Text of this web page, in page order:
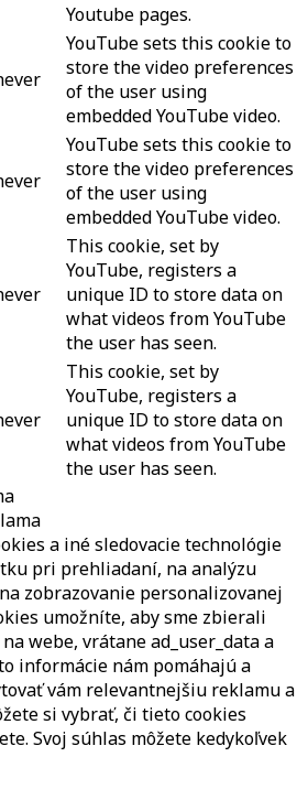
Youtube pages.
YouTube sets this cookie to
store the video preferences
of the user using
embedded YouTube video.
YouTube sets this cookie to
store the video preferences
of the user using
embedded YouTube video.
This cookie, set by
YouTube, registers a
unique ID to store data on
what videos from YouTube
the user has seen.
This cookie, set by
YouTube, registers a
unique ID to store data on
what videos from YouTube
the user has seen.
a iné sledovacie technológie
pri prehliadaní, na analýzu
zobrazovanie personalizovanej
umožníte, aby sme zbierali
webe, vrátane ad_user_data a
informácie nám pomáhajú a
vám relevantnejšiu reklamu a
si vybrať, či tieto cookies
Svoj súhlas môžete kedykoľvek